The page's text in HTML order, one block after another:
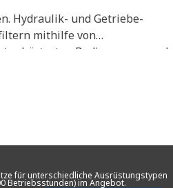
Hydraulik- und Getriebe-
mithilfe von
härtesten Bedingungen noch
gewährleisten so eine
keine wichtige Entscheidung
beschädigen. Cat-
besten Schutz vor
damit die engen
für unterschiedliche Ausrüstungstypen
Betriebsstunden) im Angebot.